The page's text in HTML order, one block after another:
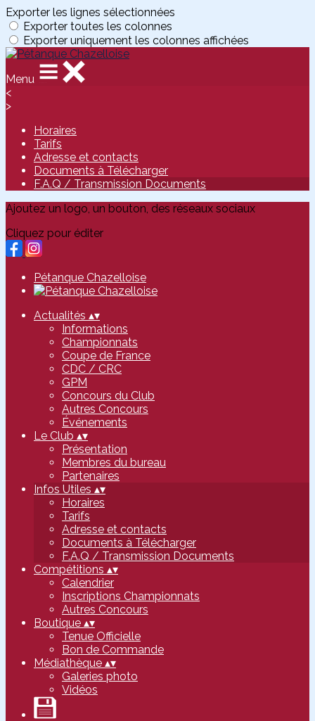
Exporter les lignes sélectionnées
Exporter toutes les colonnes
Exporter uniquement les colonnes affichées
Menu
<
>
Horaires
Tarifs
Adresse et contacts
Documents à Télécharger
F.A.Q / Transmission Documents
Ajoutez un logo, un bouton, des réseaux sociaux
Cliquez pour éditer
Pétanque Chazelloise
Actualités ▴▾
Informations
Championnats
Coupe de France
CDC / CRC
GPM
Concours du Club
Autres Concours
Événements
Le Club ▴▾
Présentation
Membres du bureau
Partenaires
Infos Utiles ▴▾
Horaires
Tarifs
Adresse et contacts
Documents à Télécharger
F.A.Q / Transmission Documents
Compétitions ▴▾
Calendrier
Inscriptions Championnats
Autres Concours
Boutique ▴▾
Tenue Officielle
Bon de Commande
Médiathèque ▴▾
Galeries photo
Vidéos